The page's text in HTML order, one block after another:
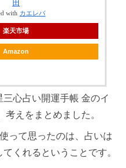
田
with カエレバ
楽天市場
Amazon
心占い開運手帳 金のイ
えをまとめました。
って思ったのは、占いは
くれるということです。